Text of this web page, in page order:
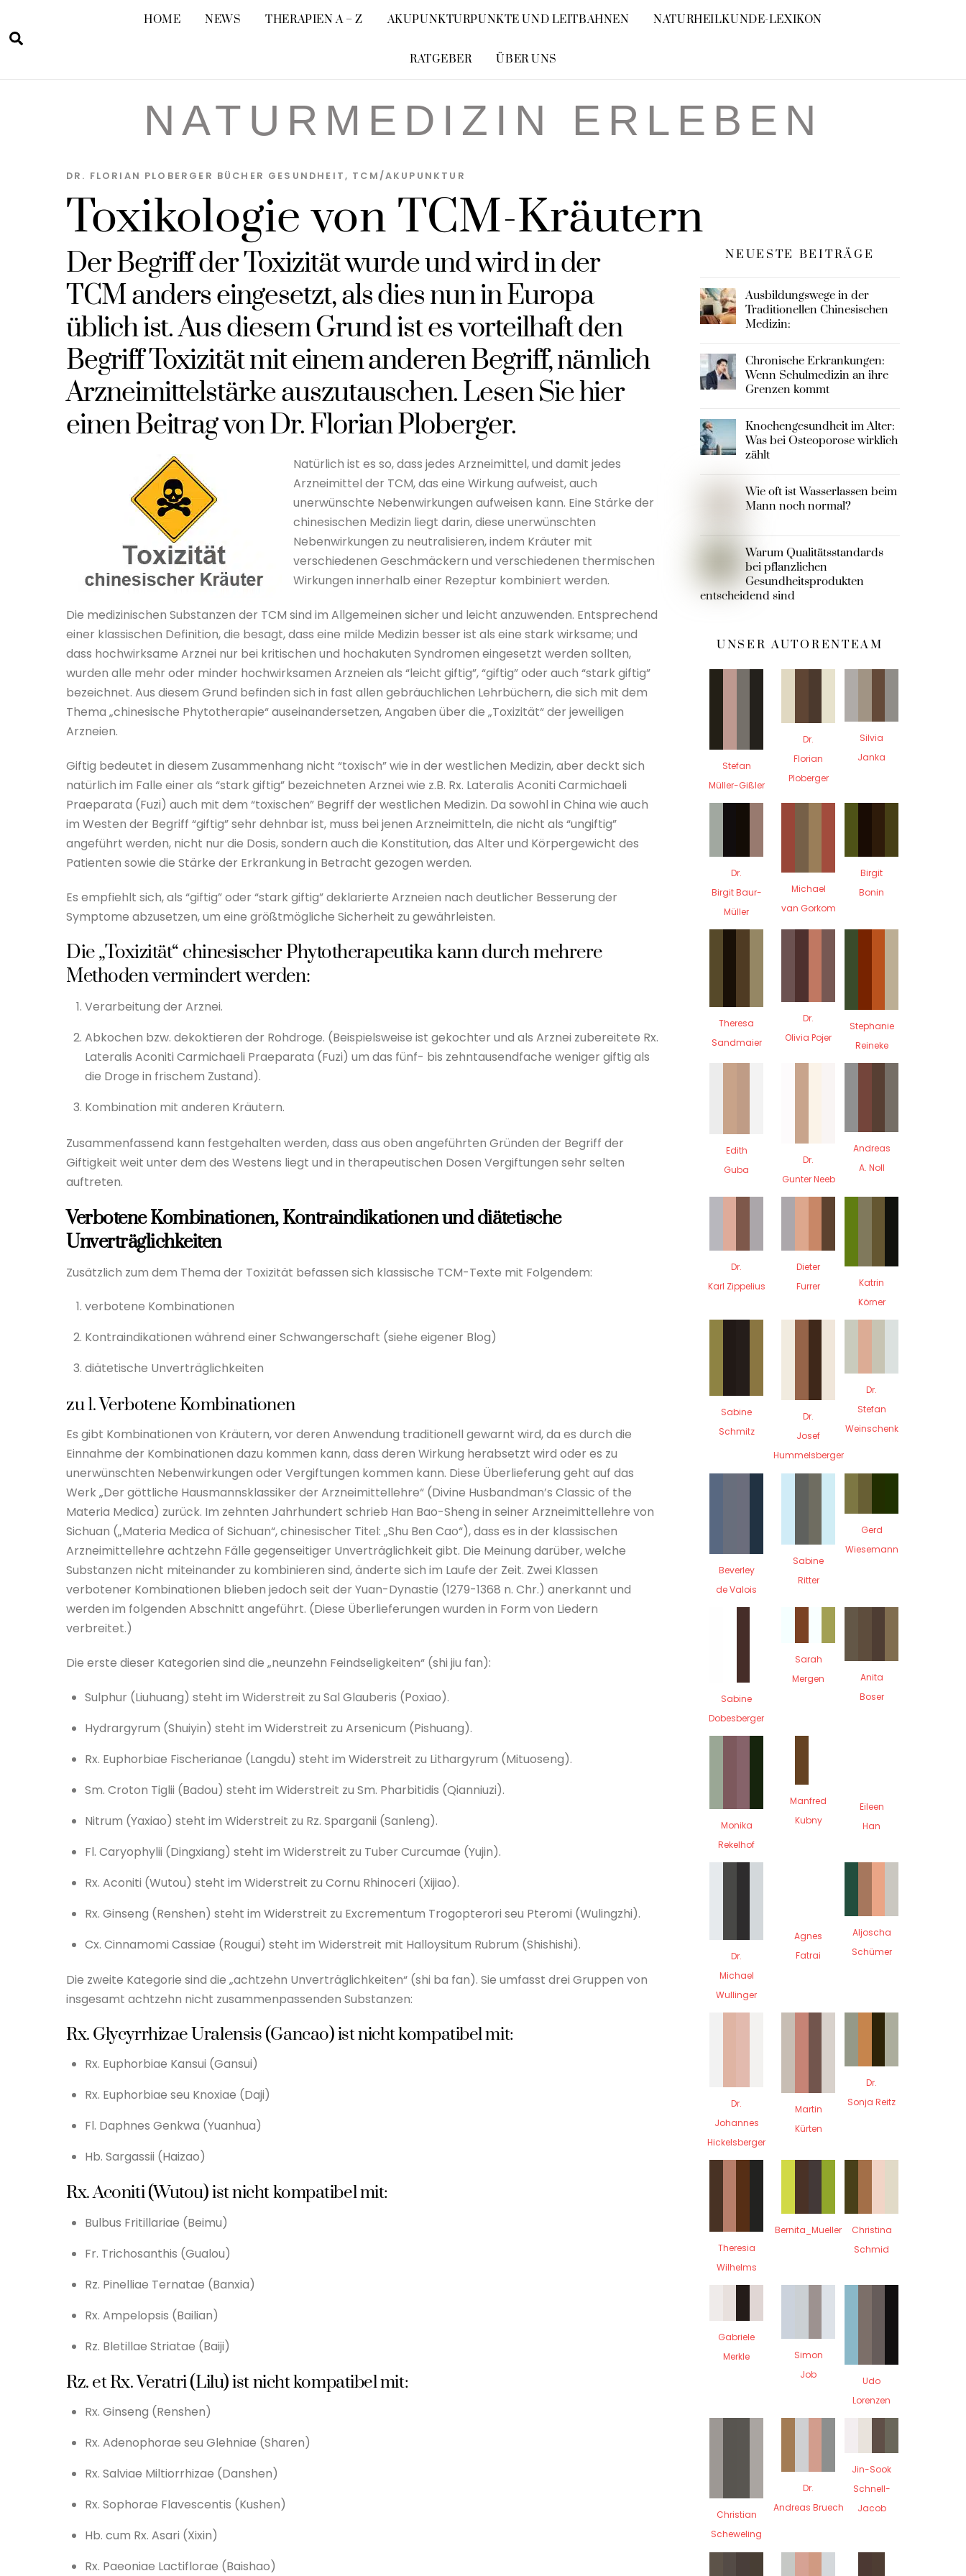
content
NATURMEDIZIN ERLEBEN
HOME NEWS THERAPIEN A – Z AKUPUNKTURPUNKTE UND LEITBAHNEN NATURHEILKUNDE-LEXIKON
RATGEBER ÜBER UNS
Toxikologie von TCM-Kräutern
DR. FLORIAN PLOBERGER BÜCHER GESUNDHEIT, TCM/AKUPUNKTUR
Der Begriff der Toxizität wurde und wird in der
TCM anders eingesetzt, als dies nun in Europa
üblich ist. Aus diesem Grund ist es vorteilhaft den
Begriff Toxizität mit einem anderen Begriff, nämlich
Arzneimittelstärke auszutauschen. Lesen Sie hier
einen Beitrag von Dr. Florian Ploberger.
Natürlich ist es so, dass jedes Arzneimittel, und damit jedes
Arzneimittel der TCM, das eine Wirkung aufweist, auch
unerwünschte Nebenwirkungen aufweisen kann. Eine Stärke der
chinesischen Medizin liegt darin, diese unerwünschten
Nebenwirkungen zu neutralisieren, indem Kräuter mit
verschiedenen Geschmäckern und verschiedenen thermischen
Wirkungen innerhalb einer Rezeptur kombiniert werden.
Die medizinischen Substanzen der TCM sind im Allgemeinen sicher und leicht anzuwenden. Entsprechend
einer klassischen Definition, die besagt, dass eine milde Medizin besser ist als eine stark wirksame; und
dass hochwirksame Arznei nur bei kritischen und hochakuten Syndromen eingesetzt werden sollten,
wurden alle mehr oder minder hochwirksamen Arzneien als “leicht giftig”, “giftig” oder auch “stark giftig”
bezeichnet. Aus diesem Grund befinden sich in fast allen gebräuchlichen Lehrbüchern, die sich mit dem
Thema „chinesische Phytotherapie“ auseinandersetzen, Angaben über die „Toxizität“ der jeweiligen
Arzneien.
Giftig bedeutet in diesem Zusammenhang nicht “toxisch” wie in der westlichen Medizin, aber deckt sich
natürlich im Falle einer als “stark giftig” bezeichneten Arznei wie z.B. Rx. Lateralis Aconiti Carmichaeli
Praeparata (Fuzi) auch mit dem “toxischen” Begriff der westlichen Medizin. Da sowohl in China wie auch
im Westen der Begriff “giftig” sehr dehnbar ist, muss bei jenen Arzneimitteln, die nicht als “ungiftig”
angeführt werden, nicht nur die Dosis, sondern auch die Konstitution, das Alter und Körpergewicht des
Patienten sowie die Stärke der Erkrankung in Betracht gezogen werden.
Es empfiehlt sich, als “giftig” oder “stark giftig” deklarierte Arzneien nach deutlicher Besserung der
Symptome abzusetzen, um eine größtmögliche Sicherheit zu gewährleisten.
Die „Toxizität“ chinesischer Phytotherapeutika kann durch mehrere
Methoden vermindert werden:
Verarbeitung der Arznei.
Abkochen bzw. dekoktieren der Rohdroge. (Beispielsweise ist gekochter und als Arznei zubereitete Rx.
Lateralis Aconiti Carmichaeli Praeparata (Fuzi) um das fünf- bis zehntausendfache weniger giftig als
die Droge in frischem Zustand).
Kombination mit anderen Kräutern.
Zusammenfassend kann festgehalten werden, dass aus oben angeführten Gründen der Begriff der
Giftigkeit weit unter dem des Westens liegt und in therapeutischen Dosen Vergiftungen sehr selten
auftreten.
Verbotene Kombinationen, Kontraindikationen unddiätetische
Unverträglichkeiten
Zusätzlich zum dem Thema der Toxizität befassen sich klassische TCM-Texte mit Folgendem:
verbotene Kombinationen
Kontraindikationen während einer Schwangerschaft (siehe eigener Blog)
diätetische Unverträglichkeiten
zu 1. Verbotene Kombinationen
Es gibt Kombinationen von Kräutern, vor deren Anwendung traditionell gewarnt wird, da es durch die
Einnahme der Kombinationen dazu kommen kann, dass deren Wirkung herabsetzt wird oder es zu
unerwünschten Nebenwirkungen oder Vergiftungen kommen kann. Diese Überlieferung geht auf das
Werk „Der göttliche Hausmannsklassiker der Arzneimittellehre“ (Divine Husbandman’s Classic of the
Materia Medica) zurück. Im zehnten Jahrhundert schrieb Han Bao-Sheng in seiner Arzneimittellehre von
Sichuan („Materia Medica of Sichuan“, chinesischer Titel: „Shu Ben Cao“), dass es in der klassischen
Arzneimittellehre achtzehn Fälle gegenseitiger Unverträglichkeit gibt. Die Meinung darüber, welche
Substanzen nicht miteinander zu kombinieren sind, änderte sich im Laufe der Zeit. Zwei Klassen
verbotener Kombinationen blieben jedoch seit der Yuan-Dynastie (1279-1368 n. Chr.) anerkannt und
werden im folgenden Abschnitt angeführt. (Diese Überlieferungen wurden in Form von Liedern
verbreitet.)
Die erste dieser Kategorien sind die „neunzehn Feindseligkeiten“ (shi jiu fan):
Sulphur (Liuhuang) steht im Widerstreit zu Sal Glauberis (Poxiao).
Hydrargyrum (Shuiyin) steht im Widerstreit zu Arsenicum (Pishuang).
Rx. Euphorbiae Fischerianae (Langdu) steht im Widerstreit zu Lithargyrum (Mituoseng).
Sm. Croton Tiglii (Badou) steht im Widerstreit zu Sm. Pharbitidis (Qianniuzi).
Nitrum (Yaxiao) steht im Widerstreit zu Rz. Sparganii (Sanleng).
Fl. Caryophylii (Dingxiang) steht im Widerstreit zu Tuber Curcumae (Yujin).
Rx. Aconiti (Wutou) steht im Widerstreit zu Cornu Rhinoceri (Xijiao).
Rx. Ginseng (Renshen) steht im Widerstreit zu Excrementum Trogopterori seu Pteromi (Wulingzhi).
Cx. Cinnamomi Cassiae (Rougui) steht im Widerstreit mit Halloysitum Rubrum (Shishishi).
Die zweite Kategorie sind die „achtzehn Unverträglichkeiten“ (shi ba fan). Sie umfasst drei Gruppen von
insgesamt achtzehn nicht zusammenpassenden Substanzen:
Rx. Glycyrrhizae Uralensis (Gancao) ist nicht kompatibel mit:
Rx. Euphorbiae Kansui (Gansui)
Rx. Euphorbiae seu Knoxiae (Daji)
Fl. Daphnes Genkwa (Yuanhua)
Hb. Sargassii (Haizao)
Rx. Aconiti (Wutou) ist nicht kompatibel mit:
Bulbus Fritillariae (Beimu)
Fr. Trichosanthis (Gualou)
Rz. Pinelliae Ternatae (Banxia)
Rx. Ampelopsis (Bailian)
Rz. Bletillae Striatae (Baiji)
Rz. et Rx. Veratri (Lilu) ist nicht kompatibel mit:
Rx. Ginseng (Renshen)
Rx. Adenophorae seu Glehniae (Sharen)
Rx. Salviae Miltiorrhizae (Danshen)
Rx. Sophorae Flavescentis (Kushen)
Hb. cum Rx. Asari (Xixin)
Rx. Paeoniae Lactiflorae (Baishao)
NEUESTE BEITRÄGE
Ausbildungswege in der
Traditionellen Chinesischen
Medizin:
Chronische Erkrankungen:
Wenn Schulmedizin an ihre
Grenzen kommt
Knochengesundheit im Alter:
Was bei Osteoporose wirklich
zählt
Wie oft ist Wasserlassen beim
Mann noch normal?
Warum Qualitätsstandards
bei pflanzlichen
Gesundheitsprodukten
entscheidend sind
UNSER AUTORENTEAM
Stefan
Müller-Gißler
Dr.
Florian
Ploberger
Silvia
Janka
Dr.
Birgit Baur-
Müller
Michael
van Gorkom
Birgit
Bonin
Theresa
Sandmaier
Dr.
Olivia Pojer
Stephanie
Reineke
Edith
Guba
Dr.
Gunter Neeb
Andreas
A. Noll
Dr.
Karl Zippelius
Dieter
Furrer
Katrin
Körner
Sabine
Schmitz
Dr.
Josef
Hummelsberger
Dr.
Stefan
Weinschenk
Beverley
de Valois
Sabine
Ritter
Gerd
Wiesemann
Sabine
Dobesberger
Sarah
Mergen
Anita
Boser
Monika
Rekelhof
Manfred
Kubny
Eileen
Han
Dr.
Michael
Wullinger
Agnes
Fatrai
Aljoscha
Schümer
Dr.
Johannes
Hickelsberger
Martin
Kürten
Dr.
Sonja Reitz
Theresia
Wilhelms
Bernita_Mueller
Christina
Schmid
Gabriele
Merkle
Simon
Job
Udo
Lorenzen
Christian
Scheweling
Dr.
Andreas Bruech
Jin-Sook
Schnell-
Jacob